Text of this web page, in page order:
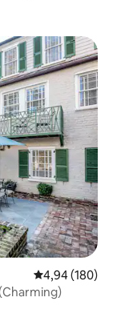
gosti”
Prosječna
4,94 (180)